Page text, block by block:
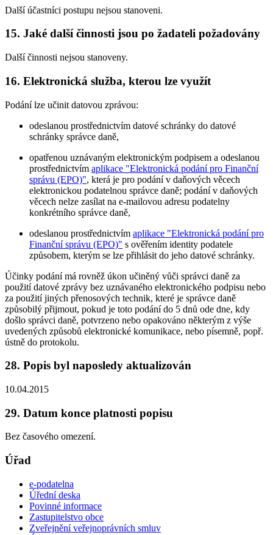
Další účastníci postupu nejsou stanoveni.
15. Jaké další činnosti jsou po žadateli požadovány
Další činnosti nejsou stanoveny.
16. Elektronická služba, kterou lze využít
Podání lze učinit datovou zprávou:
odeslanou prostřednictvím datové schránky do datové
schránky správce daně,
opatřenou uznávaným elektronickým podpisem a odeslanou
prostřednictvím aplikace "Elektronická podání pro Finanční
správu (EPO)", která je pro podání v daňových věcech
elektronickou podatelnou správce daně; podání v daňových
věcech nelze zasílat na e-mailovou adresu podatelny
konkrétního správce daně,
odeslanou prostřednictvím aplikace "Elektronická podání pro
Finanční správu (EPO)" s ověřením identity podatele
způsobem, kterým se lze přihlásit do jeho datové schránky.
Účinky podání má rovněž úkon učiněný vůči správci daně za
použití datové zprávy bez uznávaného elektronického podpisu nebo
za použití jiných přenosových technik, které je správce daně
způsobilý přijmout, pokud je toto podání do 5 dnů ode dne, kdy
došlo správci daně, potvrzeno nebo opakováno některým z výše
uvedených způsobů elektronické komunikace, nebo písemně, popř.
ústně do protokolu.
28. Popis byl naposledy aktualizován
10.04.2015
29. Datum konce platnosti popisu
Bez časového omezení.
Úřad
e-podatelna
Úřední deska
Povinné informace
Zastupitelstvo obce
Zveřejnění veřejnoprávních smluv